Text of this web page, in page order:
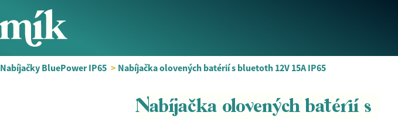
Nabíjačky BluePower IP65 > Nabíjačka olovených batérií s bluetoth 12V 15A IP65
Nabíjačka olovených batérií s